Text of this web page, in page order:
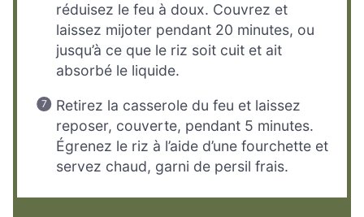
réduisez le feu à doux. Couvrez et
laissez mijoter pendant 20 minutes, ou
jusqu’à ce que le riz soit cuit et ait
absorbé le liquide.
Retirez la casserole du feu et laissez
reposer, couverte, pendant 5 minutes.
Égrenez le riz à l’aide d’une fourchette et
servez chaud, garni de persil frais.